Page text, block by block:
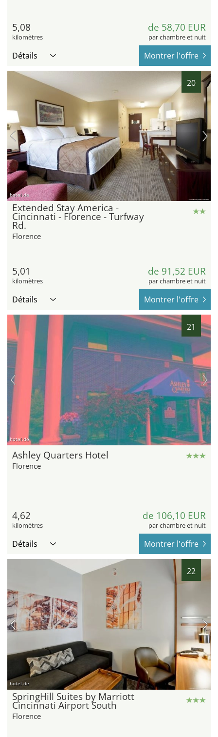
5,08
kilomètres
de 58,70 EUR
par chambre et nuit
Détails Montrer l'offre
20
hotel.de
Extended Stay America -
Cincinnati - Florence - Turfway
Rd.
Florence
5,01
kilomètres
de 91,52 EUR
par chambre et nuit
Détails Montrer l'offre
21
hotel.de
Ashley Quarters Hotel
Florence
4,62
kilomètres
de 106,10 EUR
par chambre et nuit
Détails Montrer l'offre
22
hotel.de
SpringHill Suites by Marriott
Cincinnati Airport South
Florence